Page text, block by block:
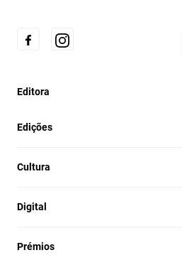
Editora
Edições
Cultura
Digital
Prémios